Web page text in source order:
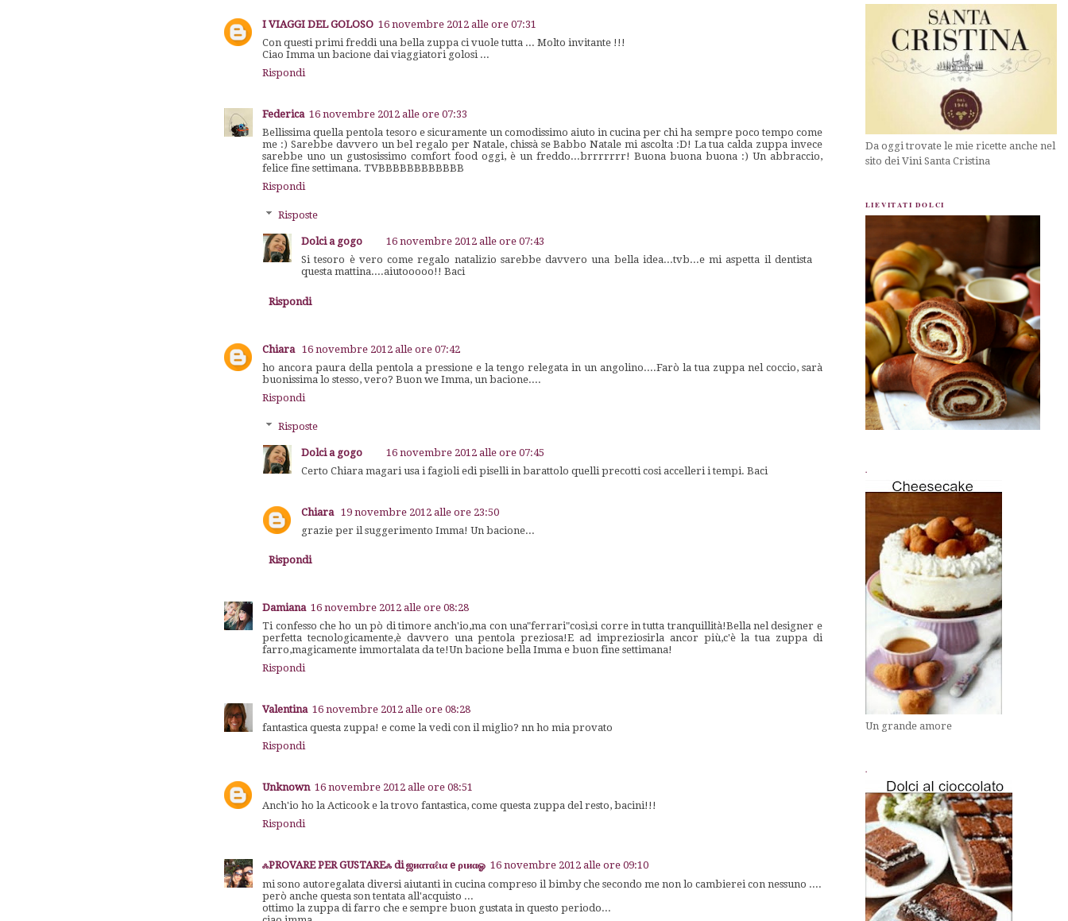
I VIAGGI DEL GOLOSO 16 novembre 2012 alle ore 07:31
Con questi primi freddi una bella zuppa ci vuole tutta ... Molto invitante !!!
Ciao Imma un bacione dai viaggiatori golosi ...
Rispondi
Federica 16 novembre 2012 alle ore 07:33
Bellissima quella pentola tesoro e sicuramente un comodissimo aiuto in cucina per chi ha sempre poco tempo come
me :) Sarebbe davvero un bel regalo per Natale, chissà se Babbo Natale mi ascolta :D! La tua calda zuppa invece
sarebbe uno un gustosissimo comfort food oggi, è un freddo...brrrrrrr! Buona buona buona :) Un abbraccio,
felice fine settimana. TVBBBBBBBBBBBB
Rispondi
Risposte
Dolci a gogo
16 novembre 2012 alle ore 07:43
Si tesoro è vero come regalo natalizio sarebbe davvero una bella idea...tvb...e mi aspetta il dentista
questa mattina....aiutooooo!! Baci
Rispondi
Chiara 16 novembre 2012 alle ore 07:42
ho ancora paura della pentola a pressione e la tengo relegata in un angolino....Farò la tua zuppa nel coccio, sarà
buonissima lo stesso, vero? Buon we Imma, un bacione....
Rispondi
Risposte
Dolci a gogo
16 novembre 2012 alle ore 07:45
Certo Chiara magari usa i fagioli edi piselli in barattolo quelli precotti cosi accelleri i tempi. Baci
Chiara 19 novembre 2012 alle ore 23:50
grazie per il suggerimento Imma! Un bacione...
Rispondi
Damiana 16 novembre 2012 alle ore 08:28
Ti confesso che ho un pò di timore anch'io,ma con una"ferrari"così,si corre in tutta tranquillità!Bella nel designer e
perfetta tecnologicamente,è davvero una pentola preziosa!E ad impreziosirla ancor più,c'è la tua zuppa di
farro,magicamente immortalata da te!Un bacione bella Imma e buon fine settimana!
Rispondi
Valentina 16 novembre 2012 alle ore 08:28
fantastica questa zuppa! e come la vedi con il miglio? nn ho mia provato
Rispondi
Unknown 16 novembre 2012 alle ore 08:51
Anch'io ho la Acticook e la trovo fantastica, come questa zuppa del resto, bacini!!!
Rispondi
ஃPROVARE PER GUSTAREஃ di ஜиαтαℓια e ριиαஓ 16 novembre 2012 alle ore 09:10
mi sono autoregalata diversi aiutanti in cucina compreso il bimby che secondo me non lo cambierei con nessuno ....
però anche questa son tentata all'acquisto ...
ottimo la zuppa di farro che e sempre buon gustata in questo periodo...
Da oggi trovate le mie ricette anche nel
sito dei Vini Santa Cristina
LIEVITATI DOLCI
.
Un grande amore
.